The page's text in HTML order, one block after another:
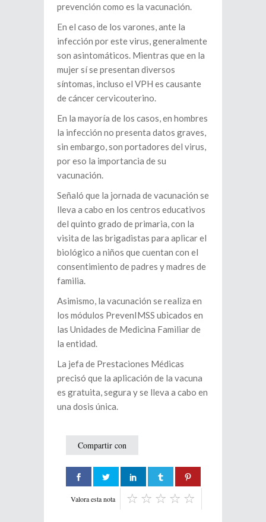
prevención como es la vacunación.
En el caso de los varones, ante la
infección por este virus, generalmente
son asintomáticos. Mientras que en la
mujer sí se presentan diversos
síntomas, incluso el VPH es causante
de cáncer cervicouterino.
En la mayoría de los casos, en hombres
la infección no presenta datos graves,
sin embargo, son portadores del virus,
por eso la importancia de su
vacunación.
Señaló que la jornada de vacunación se
lleva a cabo en los centros educativos
del quinto grado de primaria, con la
visita de las brigadistas para aplicar el
biológico a niños que cuentan con el
consentimiento de padres y madres de
familia.
Asimismo, la vacunación se realiza en
los módulos PrevenIMSS ubicados en
las Unidades de Medicina Familiar de
la entidad.
La jefa de Prestaciones Médicas
precisó que la aplicación de la vacuna
es gratuita, segura y se lleva a cabo en
una dosis única.
Compartir con
Valora esta nota